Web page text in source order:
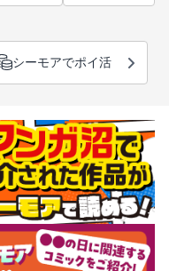
シーモアでポイ活